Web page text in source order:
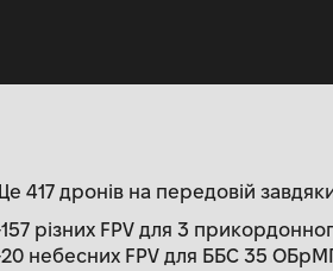
417 дронів на передовій
різних FPV для 3
небесних FPV для ББС 35